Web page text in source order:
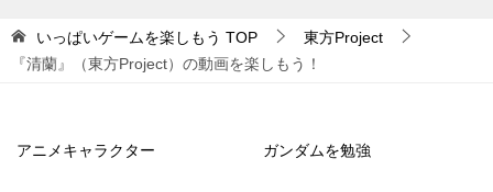
いっぱいゲームを楽しもう TOP
東方Project
『清蘭』（東方Project）の動画を楽しもう！
アニメキャラクター ガンダムを勉強